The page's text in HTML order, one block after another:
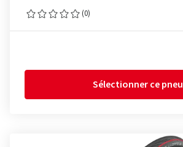
(0)
Sélectionner ce pneu